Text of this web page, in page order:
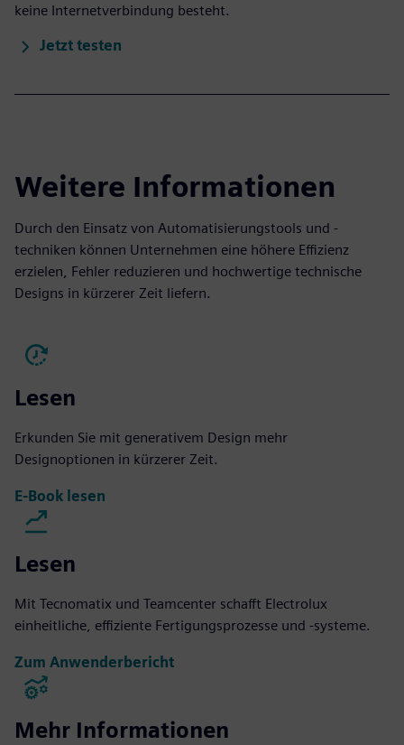
keine Internetverbindung besteht.
Jetzt testen
Weitere Informationen
Durch den Einsatz von Automatisierungstools und -
techniken können Unternehmen eine höhere Effizienz
erzielen, Fehler reduzieren und hochwertige technische
Designs in kürzerer Zeit liefern.
Lesen
Erkunden Sie mit generativem Design mehr
Designoptionen in kürzerer Zeit.
E-Book lesen
Lesen
Mit Tecnomatix und Teamcenter schafft Electrolux
einheitliche, effiziente Fertigungsprozesse und -systeme.
Zum Anwenderbericht
Mehr Informationen